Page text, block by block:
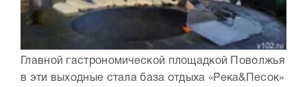
Главной гастрономической площадкой Поволжья
в эти выходные стала база отдыха «Река&Песок»